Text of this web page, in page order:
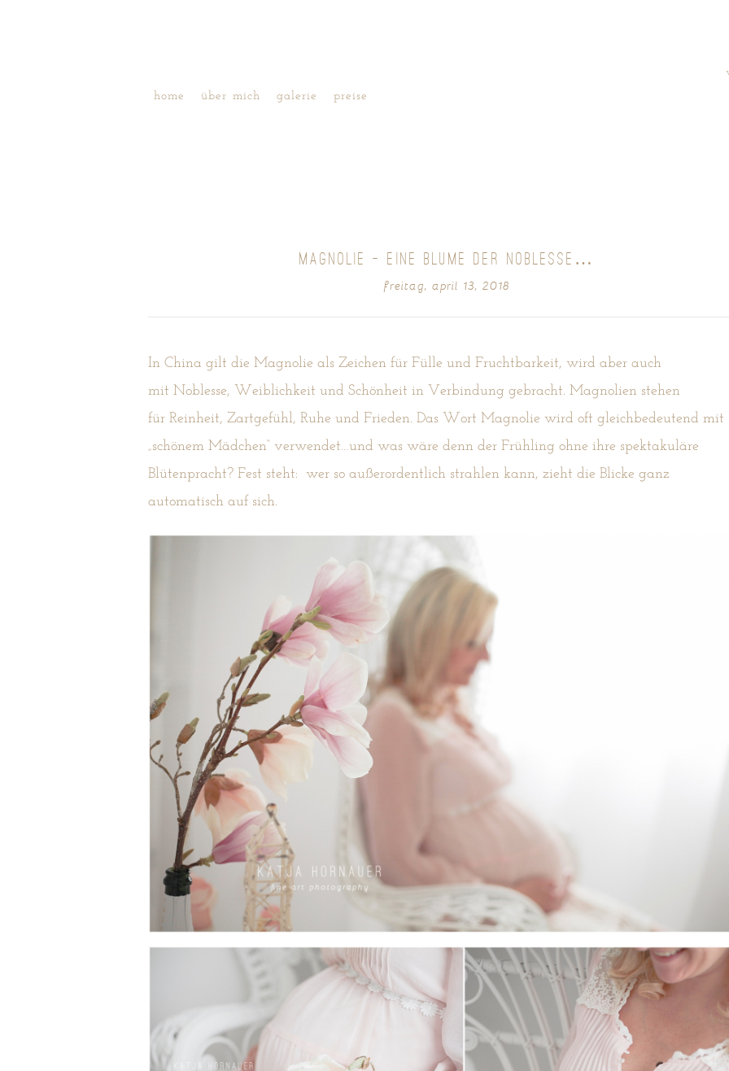
home über mich galerie preise
MAGNOLIE – EINE BLUME DER NOBLESSE…
freitag, april 13, 2018
In China gilt die Magnolie als Zeichen für Fülle und Fruchtbarkeit, wird aber auch
mit Noblesse, Weiblichkeit und Schönheit in Verbindung gebracht. Magnolien stehen
für Reinheit, Zartgefühl, Ruhe und Frieden. Das Wort Magnolie wird oft gleichbedeutend mit
„schönem Mädchen“ verwendet…und was wäre denn der Frühling ohne ihre spektakuläre
Blütenpracht? Fest steht: wer so außerordentlich strahlen kann, zieht die Blicke ganz
automatisch auf sich.